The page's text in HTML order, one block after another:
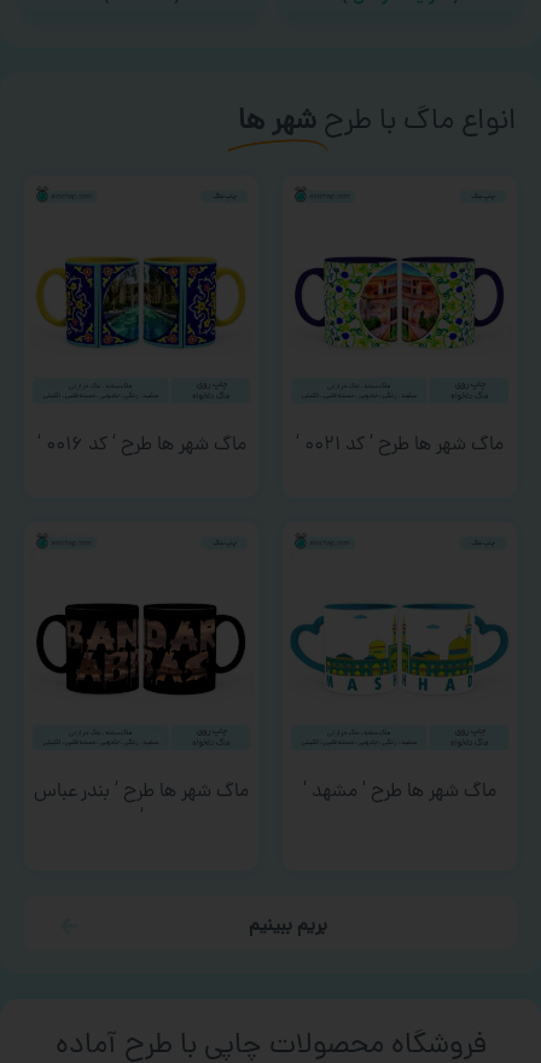
انواع ماگ با طرحشهر ها
ماگ شهر ها طرح ‘ کد ۰۰۲۱ ‘ ماگ شهر ها طرح ‘ کد ۰۰۱۶ ‘
ماگ شهر ها طرح ‘ مشهد ‘
ماگ شهر ها طرح ‘ بندر عباس
‘
بریم ببینیم
فروشگاه محصولات چاپی با طرح آماده